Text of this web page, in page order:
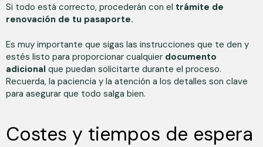
Si todo está correcto, procederán con el trámite de
renovación de tu pasaporte.
Es muy importante que sigas las instrucciones que te den y
estés listo para proporcionar cualquier documento
adicional que puedan solicitarte durante el proceso.
Recuerda, la paciencia y la atención a los detalles son clave
para asegurar que todo salga bien.
Costes y tiempos de espera